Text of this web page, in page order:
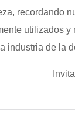
recordando
utilizados
industria de la